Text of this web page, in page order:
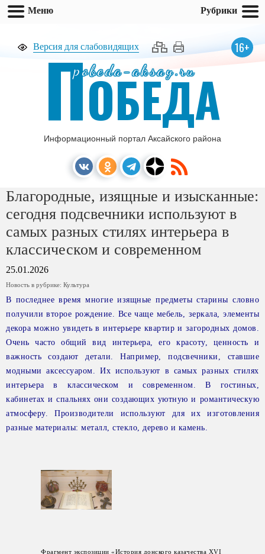
Версия для слабовидящих 16+
pobeda-aksay.ru
ПОБЕДА
Информационный портал Аксайского района
Благородные, изящные и изысканные:
сегодня подсвечники используют в
самых разных стилях интерьера в
классическом и современном
25.01.2026
Новость в рубрике: Культура
В последнее время многие изящные предметы старины словно
получили второе рождение. Все чаще мебель, зеркала, элементы
декора можно увидеть в интерьере квартир и загородных домов.
Очень часто общий вид интерьера, его красоту, ценность и
важность создают детали. Например, подсвечники, ставшие
модными аксессуаром. Их используют в самых разных стилях
интерьера в классическом и современном. В гостиных,
кабинетах и спальнях они создающих уютную и романтическую
атмосферу. Производители используют для их изготовления
разные материалы: металл, стекло, дерево и камень.
Фрагмент экспозиции «История донского казачества XVI
Меню Рубрики